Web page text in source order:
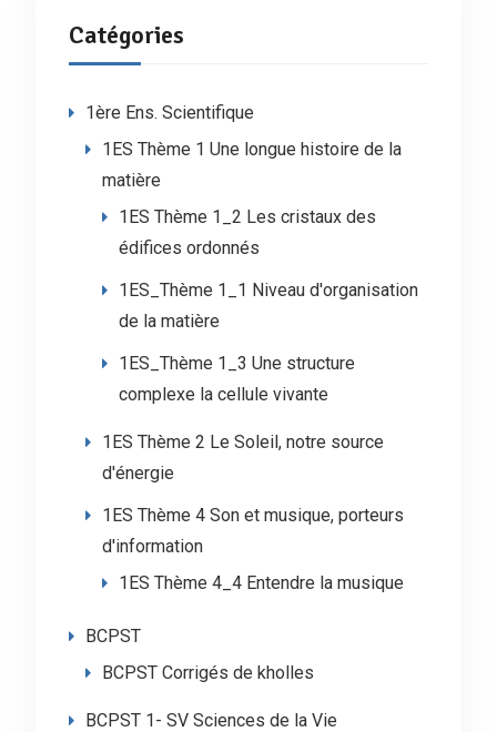
Catégories
1ère Ens. Scientifique
1ES Thème 1 Une longue histoire de la
matière
1ES Thème 1_2 Les cristaux des
édifices ordonnés
1ES_Thème 1_1 Niveau d'organisation
de la matière
1ES_Thème 1_3 Une structure
complexe la cellule vivante
1ES Thème 2 Le Soleil, notre source
d'énergie
1ES Thème 4 Son et musique, porteurs
d'information
1ES Thème 4_4 Entendre la musique
BCPST
BCPST Corrigés de kholles
BCPST 1- SV Sciences de la Vie